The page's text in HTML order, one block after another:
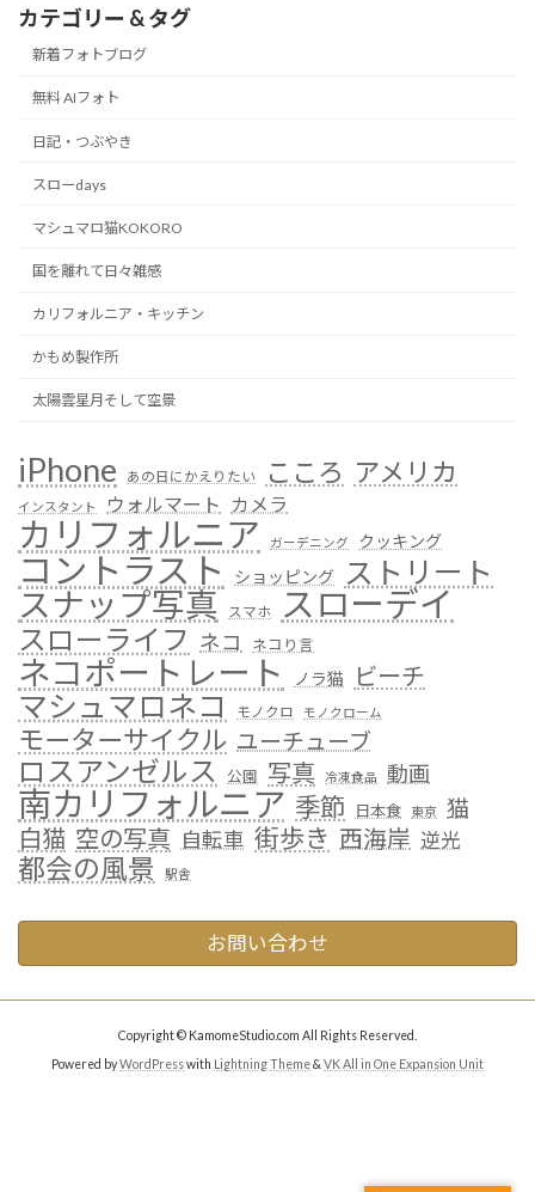
カテゴリー & タグ
新着フォトブログ
無料 AIフォト
日記・つぶやき
スローdays
マシュマロ猫KOKORO
国を離れて日々雑感
カリフォルニア・キッチン
かもめ製作所
太陽雲星月そして空景
iPhone あの日にかえりたい こころ アメリカ
インスタント ウォルマート カメラ
カリフォルニア ガーデニング クッキング
コントラスト ショッピング ストリート
スナップ写真 スマホ スローデイ
スローライフ ネコ ネコり言
ネコポートレート ノラ猫 ビーチ
マシュマロネコ モノクロ モノクローム
モーターサイクル ユーチューブ
ロスアンゼルス 公園 写真 冷凍食品 動画
南カリフォルニア 季節 日本食 東京 猫
白猫 空の写真 自転車 街歩き 西海岸 逆光
都会の風景 駅舎
お問い合わせ
Copyright © KamomeStudio.com All Rights Reserved.
Powered byWordPresswith Lightning Theme& VK All in One Expansion Unit